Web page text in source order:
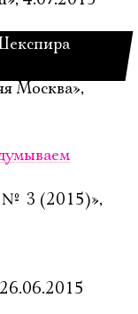
Москва»,
№ 3 (2015)»,